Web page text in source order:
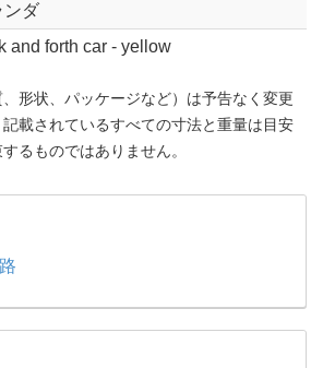
ンダ
and forth car - yellow
形状、パッケージなど）は予告なく変更
載されているすべての寸法と重量は目安
るものではありません。